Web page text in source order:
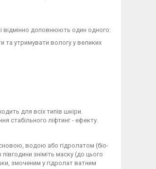
відмінно доповнюють один одного:
та утримувати вологу у великих
для всіх типів шкіри.
стабільного ліфтинг - ефекту.
водою або гідролатом (біо-
зніміть маску (до цього
змоченим у гідролат ватним